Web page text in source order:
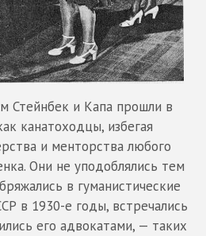
Стейнбек и Капа прошли в
канатоходцы, избегая
и менторства любого
Они не уподоблялись тем
в гуманистические
в 1930-е годы, встречались
его адвокатами, — таких